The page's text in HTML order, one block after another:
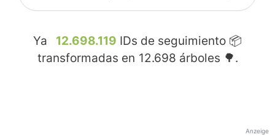
Ya 12.698.119 IDs de seguimiento 📦
transformadas en 12.698 árboles 🌳.
Anzeige